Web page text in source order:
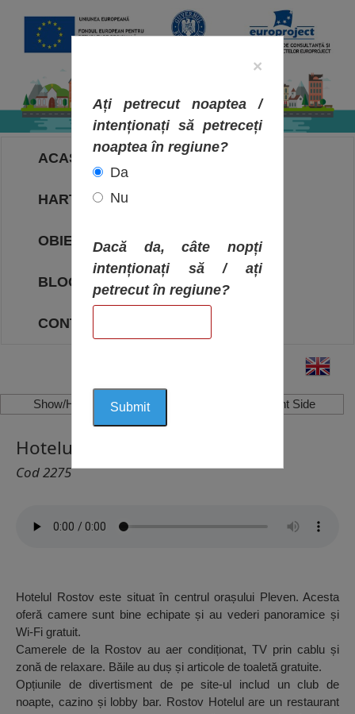
ACASA
HARTA OBIECTIVELOR
OBIECTIVE
BLOG
CONTACT
Show/Hide Left Side Show/Hide Right Side
Hotelul Rostov, Pleven
Cod 2275
Hotelul Rostov este situat în centrul orașului Pleven. Acesta
oferă camere sunt bine echipate și au vederi panoramice și
Wi-Fi gratuit.
Camerele de la Rostov au aer condiționat, TV prin cablu și
zonă de relaxare. Băile au duș și articole de toaletă gratuite.
Opțiunile de divertisment de pe site-ul includ un club de
noapte, cazino și lobby bar. Rostov Hotelul are un restaurant
×
Ați petrecut noaptea /
intenționați să petreceți
noaptea în regiune?
Da
Nu
Dacă da, câte nopți
intenționați să / ați
petrecut în regiune?